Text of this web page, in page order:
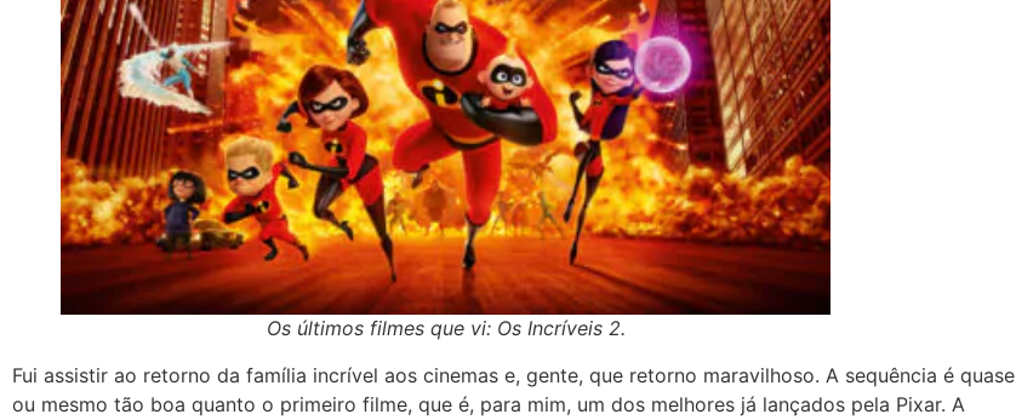
Os últimos filmes que vi: Os Incríveis 2.
Fui assistir ao retorno da família incrível aos cinemas e, gente, que retorno maravilhoso. A sequência é quase
ou mesmo tão boa quanto o primeiro filme, que é, para mim, um dos melhores já lançados pela Pixar. A